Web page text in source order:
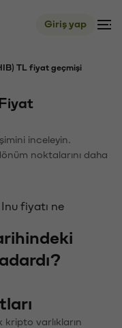
Giriş yap
TL fiyat geçmişi
inceleyin.
noktalarını daha
fiyatı ne
varlıkların